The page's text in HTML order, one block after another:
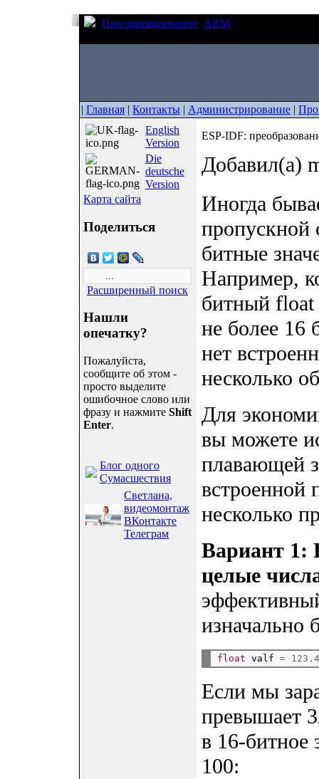
Программирование ARM
| Главная | Контакты | Администрирование |
English
Version
Die
deutsche
Version
Карта сайта
Поделиться
Расширенный поиск
Нашли
опечатку?
Пожалуйста,
сообщите об этом -
просто выделите
ошибочное слово или
фразу и нажмите Shift
Enter.
Блог одного
Сумасшествия
Светлана,
видеомонтаж
ВКонтакте
Телеграм
ESP-IDF:
Добавил(а)
Иногда
пропускной
битные
Например,
битный float
не более
нет
несколько
Для
вы можете
плавающей
встроенной
несколько
Вариант 1:
целые
изначально
float valf =
Если мы
превышает
в 16-битное
100: